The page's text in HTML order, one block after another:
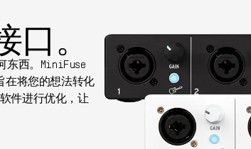
。
东西。MiniFuse
将您的想法转化
件进行优化，让